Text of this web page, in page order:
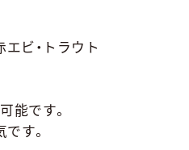
ビ・トラウト
能です。
す。